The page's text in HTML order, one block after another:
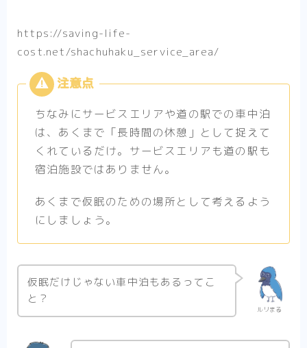
https://saving-life-
cost.net/shachuhaku_service_area/
ちなみにサービスエリアや道の駅での車中泊
は、あくまで「長時間の休憩」として捉えて
くれているだけ。サービスエリアも道の駅も
宿泊施設ではありません。
あくまで仮眠のための場所として考えるよう
にしましょう。
ルリまる
仮眠だけじゃない車中泊もあるってこ
と？